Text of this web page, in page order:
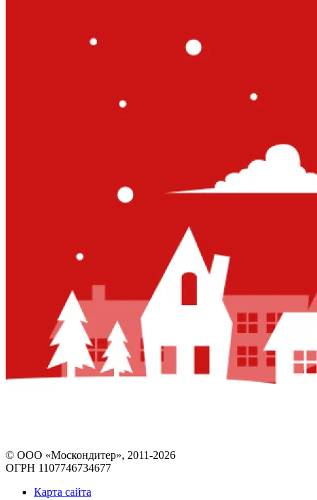
© ООО «Москондитер», 2011-2026
ОГРН 1107746734677
Карта сайта